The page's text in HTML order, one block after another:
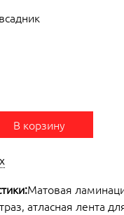
В корзину
Матовая
атласная лента